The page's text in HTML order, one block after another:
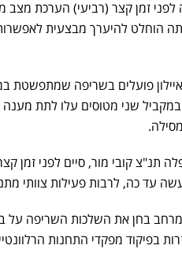
הוחלט להיערך מבצעית לאפשרות
פועלים בשריפה שמתפשטת
במקביל שני מטוסים עלו לתת
תנ"צ קובי מור, סיים לפני זמן
עד כה, לרבות פעילות צוותי
בחן את השלכות השריפה על
בפיקוד מפקדי התחנות